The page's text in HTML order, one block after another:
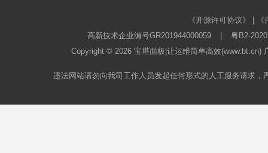
《开源许可协议》
高新技术企业编号GR201944000059
粤B2-
Copyright © 2026 宝塔面板 |让运维简单高效
违法网站请勿向我司工作人员发起任何形式的人工服务请求，